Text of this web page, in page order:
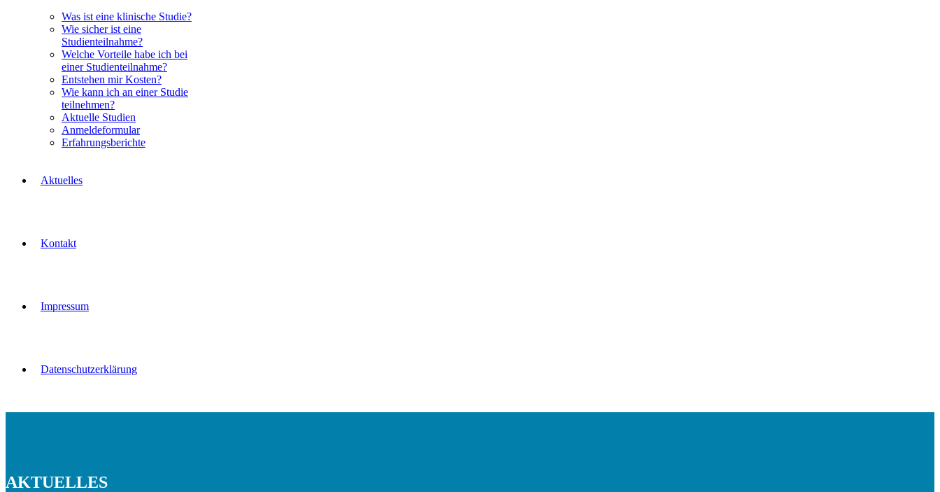
Was ist eine klinische Studie?
Wie sicher ist eine
Studienteilnahme?
Welche Vorteile habe ich bei
einer Studienteilnahme?
Entstehen mir Kosten?
Wie kann ich an einer Studie
teilnehmen?
Aktuelle Studien
Anmeldeformular
Erfahrungsberichte
Aktuelles
Kontakt
Impressum
Datenschutzerklärung
AKTUELLES